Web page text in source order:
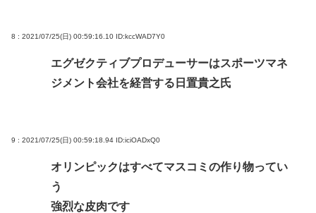
8 : 2021/07/25(日) 00:59:16.10 ID:kccWAD7Y0
エグゼクティブプロデューサーはスポーツマネ
ジメント会社を経営する日置貴之氏
9 : 2021/07/25(日) 00:59:18.94 ID:iciOADxQ0
オリンピックはすべてマスコミの作り物ってい
う
強烈な皮肉です